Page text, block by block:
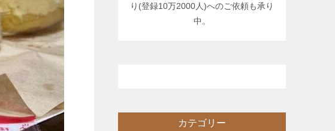
り(登録10万2000人)へのご依頼も承り
中。
カテゴリー